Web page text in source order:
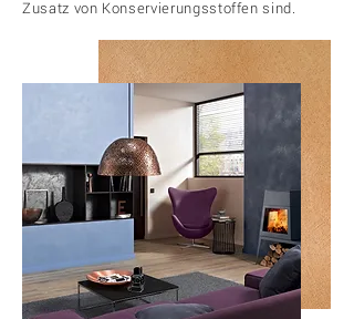
Zusatz von Konservierungsstoffen sind.